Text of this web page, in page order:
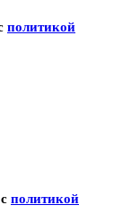
политикой
политикой